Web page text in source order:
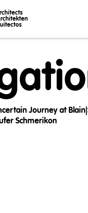
Journey at
Schmerikon